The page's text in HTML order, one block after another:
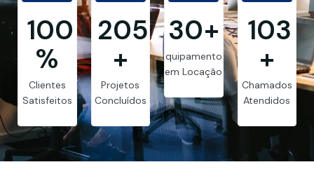
99.8
%
Clientes
Satisfeitos
205
+
Projetos
Concluídos
30+
Equipamentos
em Locação
103
+
Chamados
Atendidos